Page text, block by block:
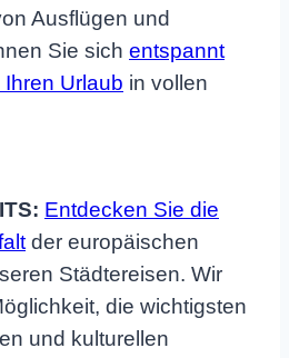
Ausflügen und
Sie sich entspannt
Urlaub in vollen
Entdecken Sie die
der europäischen
Städtereisen. Wir
die wichtigsten
und kulturellen